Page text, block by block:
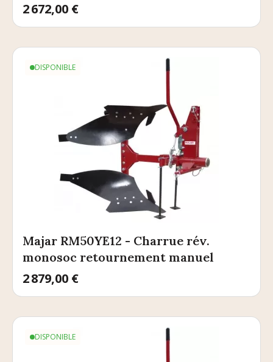
Prix
2 672,00 €
DISPONIBLE
Majar RM50YE12 - Charrue rév.
monosoc retournement manuel
Prix
2 879,00 €
DISPONIBLE